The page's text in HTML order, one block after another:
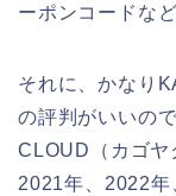
ーポンコードな
それに、かなり
の評判がいいの
CLOUD（カゴヤ
2021年、2022年